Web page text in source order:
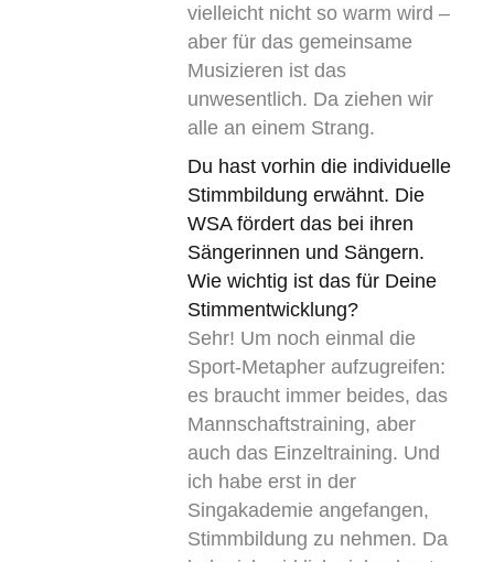
vielleicht nicht so warm wird –
aber für das gemeinsame
Musizieren ist das
unwesentlich. Da ziehen wir
alle an einem Strang.
Du hast vorhin die individuelle
Stimmbildung erwähnt. Die
WSA fördert das bei ihren
Sängerinnen und Sängern.
Wie wichtig ist das für Deine
Stimmentwicklung?
Sehr! Um noch einmal die
Sport-Metapher aufzugreifen:
es braucht immer beides, das
Mannschaftstraining, aber
auch das Einzeltraining. Und
ich habe erst in der
Singakademie angefangen,
Stimmbildung zu nehmen. Da